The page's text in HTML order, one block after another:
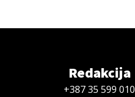
Redakcija
+387 35 599 010